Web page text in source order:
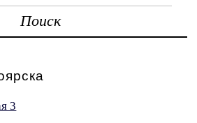
Поиск
3